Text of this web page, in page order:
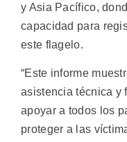
y Asia Pacífico,
capacidad para
este flagelo.
“Este informe
asistencia técnica y
apoyar a todos los
proteger a las